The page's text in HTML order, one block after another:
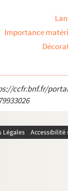
Importance
ccfr.bnf.fr/
Légales